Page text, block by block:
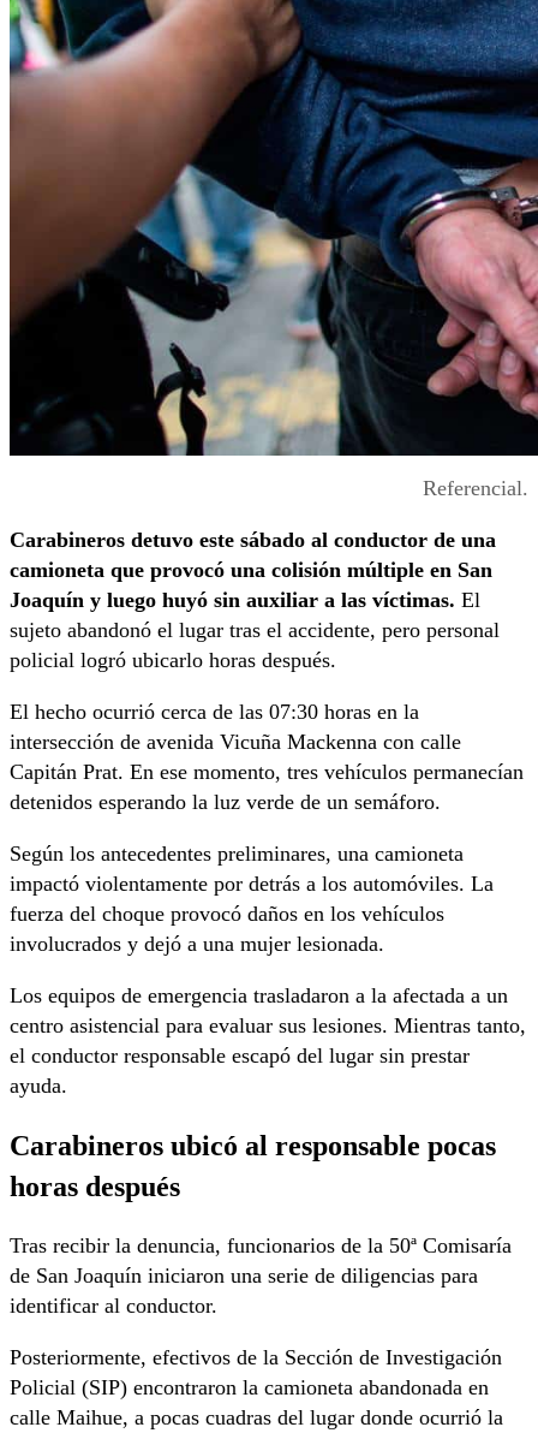
Referencial.
Carabineros detuvo este sábado al conductor de una
camioneta que provocó una colisión múltiple en San
Joaquín y luego huyó sin auxiliar a las víctimas. El
sujeto abandonó el lugar tras el accidente, pero personal
policial logró ubicarlo horas después.
El hecho ocurrió cerca de las 07:30 horas en la
intersección de avenida Vicuña Mackenna con calle
Capitán Prat. En ese momento, tres vehículos permanecían
detenidos esperando la luz verde de un semáforo.
Según los antecedentes preliminares, una camioneta
impactó violentamente por detrás a los automóviles. La
fuerza del choque provocó daños en los vehículos
involucrados y dejó a una mujer lesionada.
Los equipos de emergencia trasladaron a la afectada a un
centro asistencial para evaluar sus lesiones. Mientras tanto,
el conductor responsable escapó del lugar sin prestar
ayuda.
Carabineros ubicó al responsable pocas
horas después
Tras recibir la denuncia, funcionarios de la 50ª Comisaría
de San Joaquín iniciaron una serie de diligencias para
identificar al conductor.
Posteriormente, efectivos de la Sección de Investigación
Policial (SIP) encontraron la camioneta abandonada en
calle Maihue, a pocas cuadras del lugar donde ocurrió la